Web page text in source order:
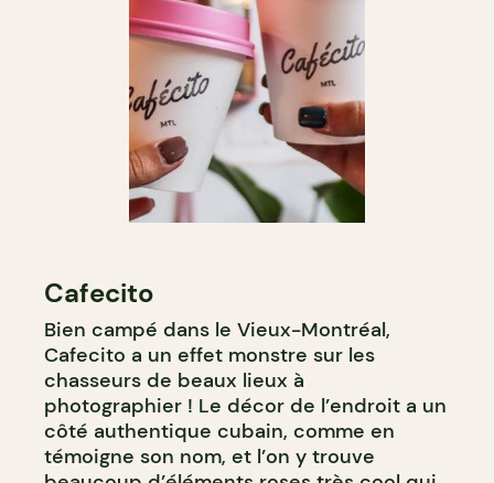
Cafecito
Bien campé dans le Vieux-Montréal,
Cafecito a un effet monstre sur les
chasseurs de beaux lieux à
photographier ! Le décor de l’endroit a un
côté authentique cubain, comme en
témoigne son nom, et l’on y trouve